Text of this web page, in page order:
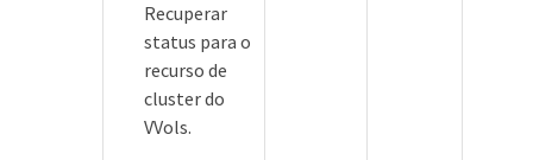
Recuperar
status para o
recurso de
cluster do
VVols.